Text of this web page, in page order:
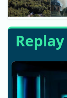
Replay